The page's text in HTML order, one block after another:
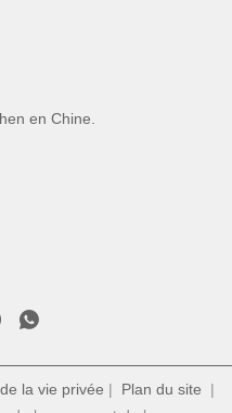
en Chine.
la vie privée | Plan du site |